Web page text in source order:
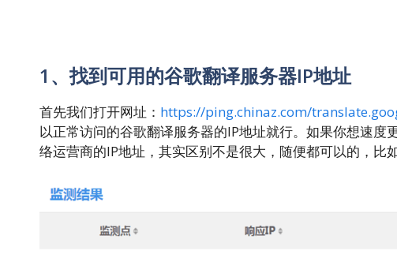
1、找到可用的谷歌翻译服务器IP地址
首先我们打开网址： https://ping.chinaz.com/
以正常访问的谷歌翻译服务器的IP地址就行。如果你想速
络运营商的IP地址，其实区别不是很大，随便都可以的，比